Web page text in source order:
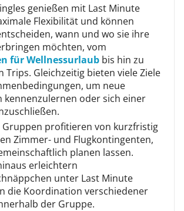
genießen mit Last Minute
Flexibilität und können
wann und wo sie ihre
möchten, vom
für Wellnessurlaub bis hin zu
Trips. Gleichzeitig bieten viele Ziele
um neue
kennenzulernen oder sich einer
Gruppen profitieren von kurzfristig
Zimmer- und Flugkontingenten,
planen lassen.
erleichtern
unter Last Minute
die Koordination verschiedener
der Gruppe.